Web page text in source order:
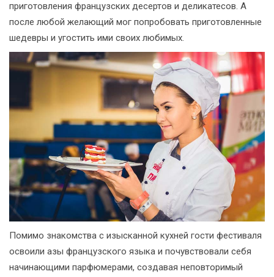
приготовления французских десертов и деликатесов. А
после любой желающий мог попробовать приготовленные
шедевры и угостить ими своих любимых.
Помимо знакомства с изысканной кухней гости фестиваля
освоили азы французского языка и почувствовали себя
начинающими парфюмерами, создавая неповторимый